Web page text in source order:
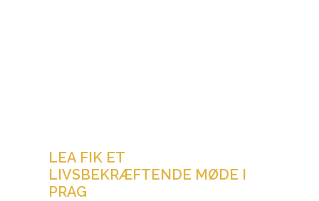
LEA FIK ET
LIVSBEKRÆFTENDE MØDE I
PRAG